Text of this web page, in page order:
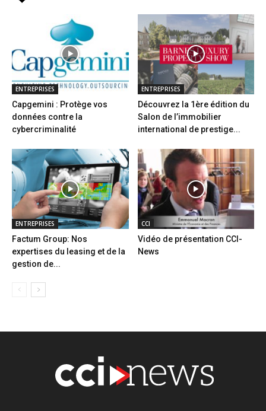
ENTREPRISES
Capgemini : Protège vos
données contre la
cybercriminalité
ENTREPRISES
Découvrez la 1ère édition du
Salon de l’immobilier
international de prestige...
ENTREPRISES
Factum Group: Nos
expertises du leasing et de la
gestion de...
CCI
Vidéo de présentation CCI-
News